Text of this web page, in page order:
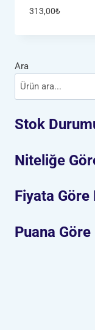
313,00₺
Ara
Stok
Niteliğe
Fiyata Göre
Puana